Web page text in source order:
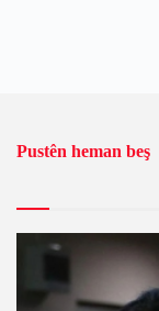
Pustên heman beş